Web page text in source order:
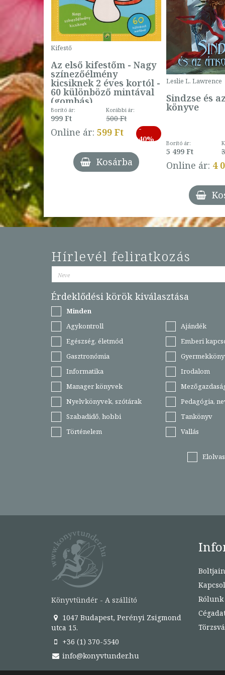
-
ár:
Ft
Ft
-
27%
Kifestő
Az első kifestőm - Nagy
színezőélmény
kicsiknek 2 éves kortól -
60 különböző mintával
(gombás)
Borító ár:
999 Ft
Korábbi ár:
500 Ft
Online ár: 599 Ft
-
40%
Kosárba
Leslie L. Lawrence
Sindzse és
könyve
Borító ár:
5 499 Ft
Online ár: 4
Hírlevél feliratkozás
Érdeklődési körök kiválasztása
Minden
Agykontroll
Ajándék
Egészség, életmód
Emberi
Gasztronómia
Informatika
Irodalom
Manager könyvek
Nyelvkönyvek, szótárak
Pedagógia,
Szabadidő, hobbi
Tankönyv
Történelem
Vallás
Könyvtündér - A szállító
1047 Budapest, Perényi Zsigmond
utca 15.
+36 (1) 370-5540
info@konyvtunder.hu
Rólunk